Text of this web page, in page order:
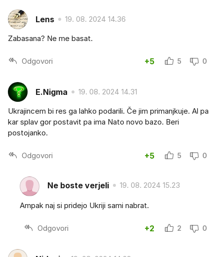
Lens 19. 08. 2024 14.36
Zabasana? Ne me basat.
Odgovori +5 5 0
E.Nigma 19. 08. 2024 14.31
Ukrajincem bi res ga lahko podarili. Če jim primanjkuje. Al pa
kar splav gor postavit pa ima Nato novo bazo. Beri
postojanko.
Odgovori +5 5 0
Ne boste verjeli 19. 08. 2024 15.23
Ampak naj si pridejo Ukriji sami nabrat.
Odgovori +2 2 0